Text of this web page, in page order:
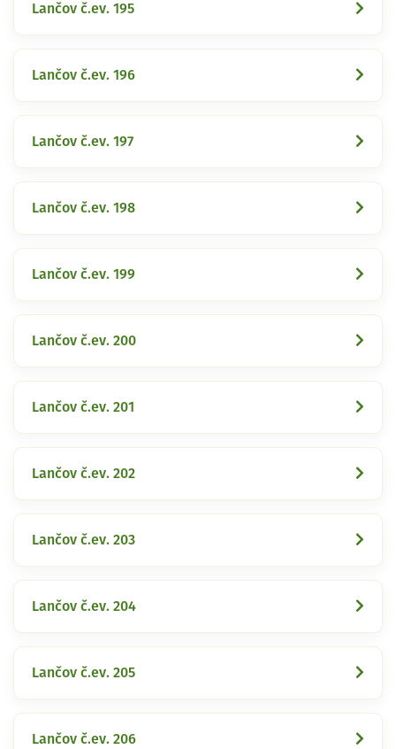
Lančov č.ev. 195
Lančov č.ev. 196
Lančov č.ev. 197
Lančov č.ev. 198
Lančov č.ev. 199
Lančov č.ev. 200
Lančov č.ev. 201
Lančov č.ev. 202
Lančov č.ev. 203
Lančov č.ev. 204
Lančov č.ev. 205
Lančov č.ev. 206